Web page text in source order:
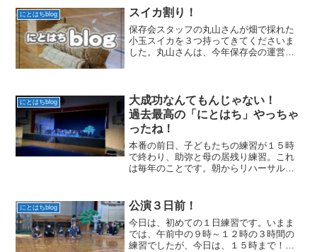
い方の説明をしてくださいました。あり
がとうございました。南高...
にとはちblog スイカ割り！
保存会スタッフの丸山さんが畑で採れた
小玉スイカを３つ持ってきてくださいま
した。丸山さんは、今年保存会の運営委
りがとう☆ございます(人...
にとはちblog
大成功なんてもんじゃない！
過去最高の「にとはち」やっちゃ
ったね！
本番の前日、子どもたちの練習が１５時
で終わり、助弥と母の居残り練習。これ
は毎年のことです。朝からリハーサルで
ッフは大急ぎで会場・舞台を作っていき
ます。長野舞台さんの照明...
にとはちblog 公演３日前！
今日は、初めての１日練習です。いまま
では、午前中の９時～１２時の３時間の
練習でしたが、今日は、１５時まで！！